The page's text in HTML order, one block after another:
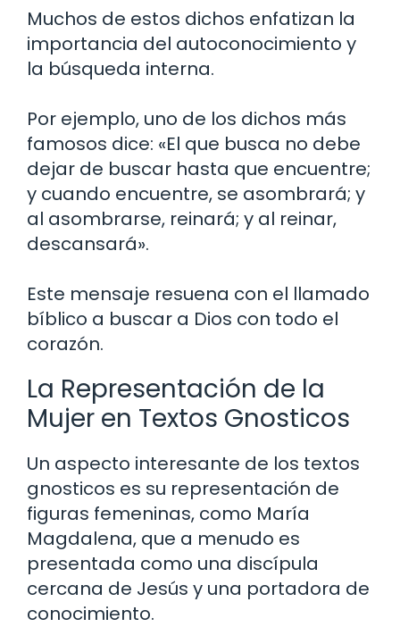
Muchos de estos dichos enfatizan la
importancia del autoconocimiento y
la búsqueda interna.
Por ejemplo, uno de los dichos más
famosos dice: «El que busca no debe
dejar de buscar hasta que encuentre;
y cuando encuentre, se asombrará; y
al asombrarse, reinará; y al reinar,
descansará».
Este mensaje resuena con el llamado
bíblico a buscar a Dios con todo el
corazón.
La Representación de la
Mujer en Textos Gnosticos
Un aspecto interesante de los textos
gnosticos es su representación de
figuras femeninas, como María
Magdalena, que a menudo es
presentada como una discípula
cercana de Jesús y una portadora de
conocimiento.